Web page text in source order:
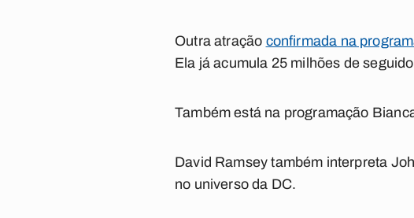
Outra atração confirmada na
Ela já acumula 25 milhões de
Também está na programação
David Ramsey também interpreta
no universo da DC.